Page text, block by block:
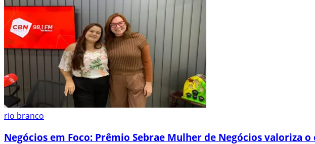
rio branco
Negócios em Foco: Prêmio Sebrae Mulher de Negócios valoriza